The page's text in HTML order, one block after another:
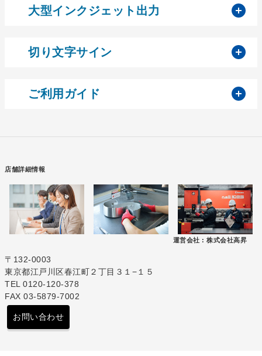
大型インクジェット出力
切り文字サイン
ご利用ガイド
店舗詳細情報
運営会社 : 株式会社高昇
〒132-0003
東京都江戸川区春江町２丁目３１−１５
TEL 0120-120-378
FAX 03-5879-7002
お問い合わせ